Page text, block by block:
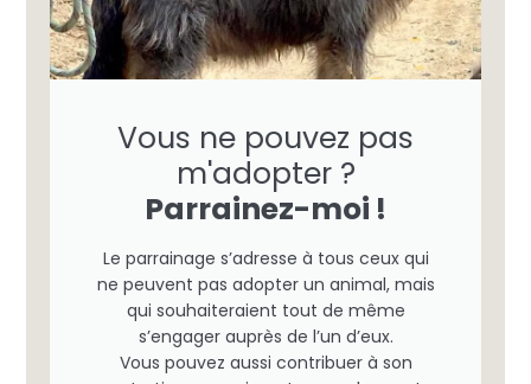
Vous ne pouvez pas
m'adopter ?
Parrainez-moi !
Le parrainage s’adresse à tous ceux qui
ne peuvent pas adopter un animal, mais
qui souhaiteraient tout de même
s’engager auprès de l’un d’eux.
Vous pouvez aussi contribuer à son